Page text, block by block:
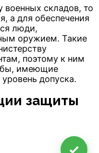
военных складов, то
а для обеспечения
люди,
оружием. Такие
поэтому к ним
имеющие
допуска.
защиты